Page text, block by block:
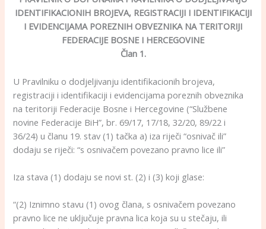
IDENTIFIKACIONIH BROJEVA, REGISTRACIJI I IDENTIFIKACIJI
I EVIDENCIJAMA POREZNIH OBVEZNIKA NA TERITORIJI
FEDERACIJE BOSNE I HERCEGOVINE
Član 1.
U Pravilniku o dodjeljivanju identifikacionih brojeva,
registraciji i identifikaciji i evidencijama poreznih obveznika
na teritoriji Federacije Bosne i Hercegovine (“Službene
novine Federacije BiH”, br. 69/17, 17/18, 32/20, 89/22 i
36/24) u članu 19. stav (1) tačka a) iza riječi “osnivač ili”
dodaju se riječi: “s osnivačem povezano pravno lice ili”
Iza stava (1) dodaju se novi st. (2) i (3) koji glase:
“(2) Iznimno stavu (1) ovog člana, s osnivačem povezano
pravno lice ne uključuje pravna lica koja su u stečaju, ili